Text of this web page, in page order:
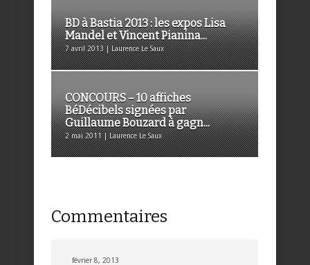
BD à Bastia 2013 : les expos Lisa
Mandel et Vincent Pianina...
7 avril 2013 | Laurence Le Saux
CONCOURS – 10 affiches
BéDécibels signées par
Guillaume Bouzard à gagn...
2 mai 2011 | Laurence Le Saux
Commentaires
février 8, 2013